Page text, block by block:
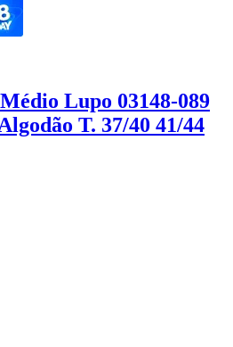
Lupo 03148-089
T. 37/40 41/44